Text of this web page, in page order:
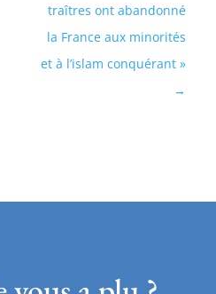
traîtres ont abandonné
la France aux minorités
et à l’islam conquérant »